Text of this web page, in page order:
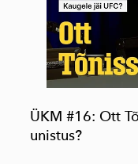
ÜKM #16: Ott
unistus?